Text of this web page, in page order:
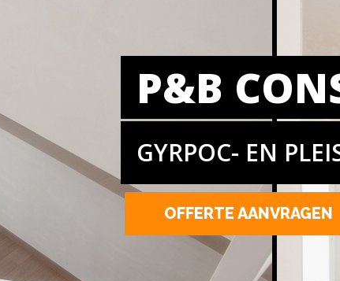
P&B
GYRPOC- EN
OFFERTE AANVRAGEN